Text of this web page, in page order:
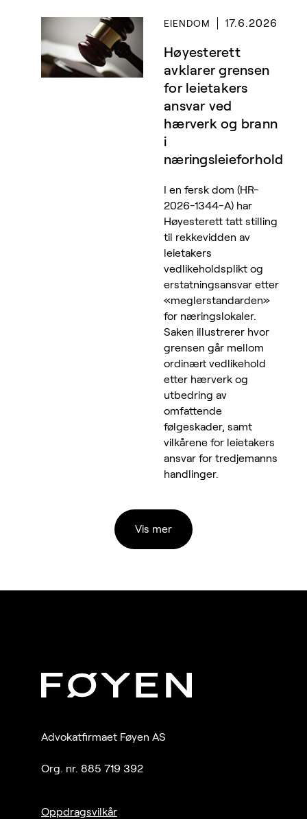
EIENDOM 17.6.2026
Høyesterett
avklarer grensen
for leietakers
ansvar ved
hærverk og brann
i
næringsleieforhold
I en fersk dom (HR-
2026-1344-A) har
Høyesterett tatt stilling
til rekkevidden av
leietakers
vedlikeholdsplikt og
erstatningsansvar etter
«meglerstandarden»
for næringslokaler.
Saken illustrerer hvor
grensen går mellom
ordinært vedlikehold
etter hærverk og
utbedring av
omfattende
følgeskader, samt
vilkårene for leietakers
ansvar for tredjemanns
handlinger.
Vis mer
Advokatfirmaet Føyen AS
Org. nr. 885 719 392
Oppdragsvilkår